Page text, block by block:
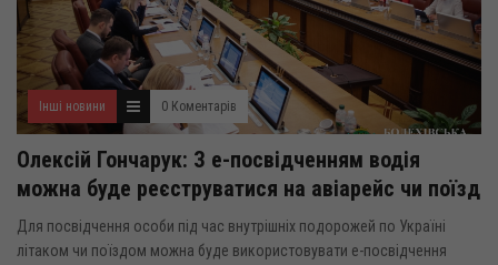
Інші новини 0 Коментарів
Олексій Гончарук: З е-посвідченням водія
можна буде реєструватися на авіарейс чи поїзд
Для посвідчення особи під час внутрішніх подорожей по Україні
літаком чи поїздом можна буде використовувати е-посвідчення